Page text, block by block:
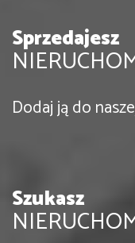
Sprzedajesz
Dodaj ją do
Szukasz